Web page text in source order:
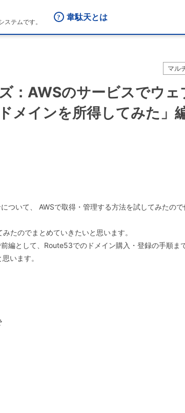
テムです。
韋駄天とは
マル
：AWSのサービスでウェ
メインを所得してみた」編
ついて、 AWSで取得・管理する方法を試してみたので
たのでまとめていきたいと思います。
編として、Route53でのドメイン購入・登録の手順ま
います。